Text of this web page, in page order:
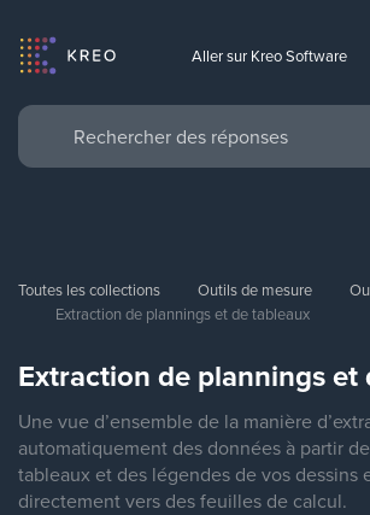
Aller sur Kreo Software
Toutes les collections Outils de mesure
Extraction de plannings et de tableaux
Extraction de plannings et
Une vue d’ensemble de la manière
automatiquement des données à partir
tableaux et des légendes de vos dessins
directement vers des feuilles de calcul.